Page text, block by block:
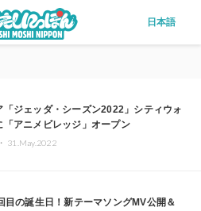
日本語
「ジェッダ・シーズン2022」シティウォ
「アニメビレッジ」オープン
31.May.2022
目の誕生日！新テーマソングMV公開＆